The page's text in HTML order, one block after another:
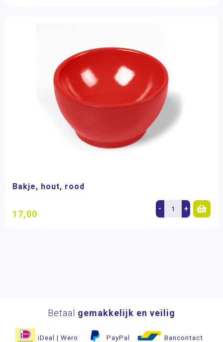
Bakje, hout, rood
17,00 - +
Betaal gemakkelijk en veilig
iDeal | Wero PayPal Bancontact